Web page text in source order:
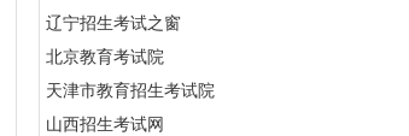
辽宁招生考试之窗
北京教育考试院
天津市教育招生考试院
山西招生考试网